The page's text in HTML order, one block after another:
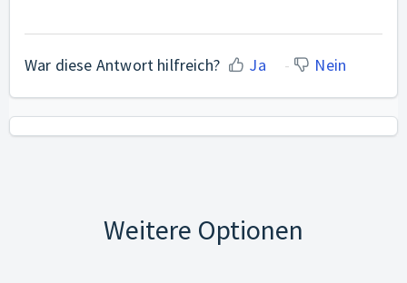
War diese Antwort hilfreich? Ja Nein
Weitere Optionen